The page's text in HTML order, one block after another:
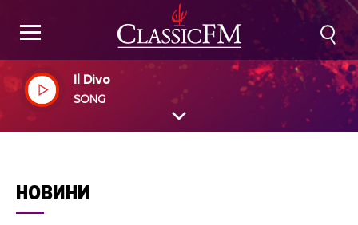
Il Divo
SONG
НОВИНИ